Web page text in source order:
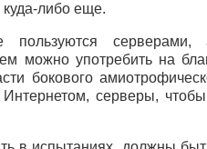
либо еще.
пользуются
можно употребить на
бокового
серверы,